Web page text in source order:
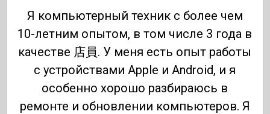
Я компьютерный техник с более чем
10-летним опытом, в том числе 3 года в
качестве 店員. У меня есть опыт работы
с устройствами Apple и Android, и я
особенно хорошо разбираюсь в
ремонте и обновлении компьютеров. Я